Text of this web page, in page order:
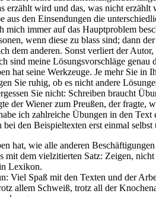
erzählt wird und das, was nicht
aus den Einsendungen die
mich immer auf das Hauptproblem
wenn diese zu blass sind; dann
dem anderen. Sonst verliert der
sind meine Lösungsvorschläge genau
hat seine Werkzeuge. Je mehr Sie in
Sie ruhig, ob es nicht andere
Sie nicht: Schreiben braucht
der Wiener zum Preußen, der fragte,
ich zahlreiche Übungen in den Text
bei den Beispieltexten erst einmal
hat, wie alle anderen
mit dem vielzitierten Satz: Zeigen,
Lexikon.
Viel Spaß mit den Texten und der
allem Schweiß, trotz all der